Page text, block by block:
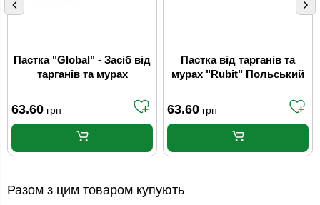
Пастка "Global" - Засіб від
тарганів та мурах
63.60 грн
Пастка від тарганів та
мурах "Rubit" Польський
63.60 грн
Разом з цим товаром купують